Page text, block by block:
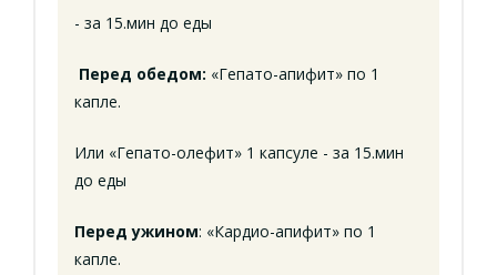
- за 15.мин до еды
Перед обедом: «Гепато-апифит» по 1
капле.
Или «Гепато-олефит» 1 капсуле - за 15.мин
до еды
Перед ужином: «Кардио-апифит» по 1
капле.